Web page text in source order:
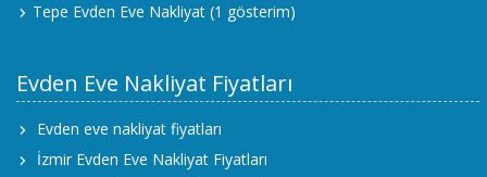
Tepe Evden Eve Nakliyat (1 gösterim)
Evden Eve Nakliyat Fiyatları
Evden eve nakliyat fiyatları
İzmir Evden Eve Nakliyat Fiyatları